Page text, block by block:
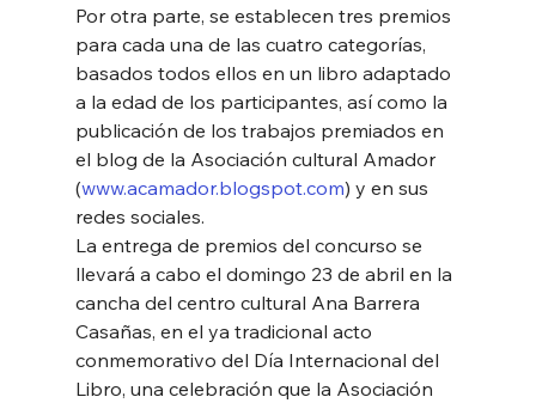
Por otra parte, se establecen tres premios
para cada una de las cuatro categorías,
basados todos ellos en un libro adaptado
a la edad de los participantes, así como la
publicación de los trabajos premiados en
el blog de la Asociación cultural Amador
(www.acamador.blogspot.com) y en sus
redes sociales.
La entrega de premios del concurso se
llevará a cabo el domingo 23 de abril en la
cancha del centro cultural Ana Barrera
Casañas, en el ya tradicional acto
conmemorativo del Día Internacional del
Libro, una celebración que la Asociación